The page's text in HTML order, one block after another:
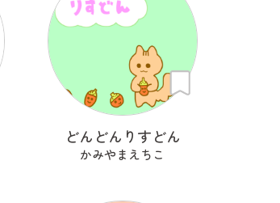
どんどんりすどん
かみやまえちこ